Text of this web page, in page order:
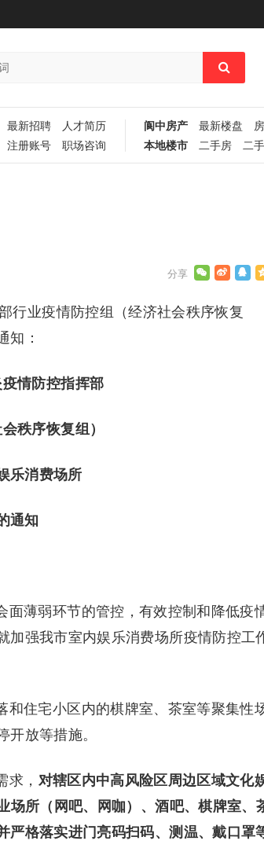
最新招聘
人才简历
注册账号 职场咨询
阆中房产 最新楼盘
本地楼市
二手房 二
行业疫情防控组（经济社会秩序恢复
知：
情防控指挥部
秩序恢复组）
乐消费场所
通知
面薄弱环节的管控，有效控制和降低疫
加强我市室内娱乐消费场所疫情防控工
和住宅小区内的棋牌室、茶室等聚集性
放等措施。
求， 对辖区内中高风险区周边区域文化
场所（网吧、网咖）、酒吧、棋牌室、
严格落实进门亮码扫码、测温、戴口罩